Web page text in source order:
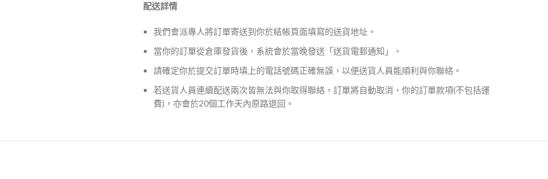
配送詳情
我們會派專人將訂單寄送到你於結帳頁面填寫的送貨地址。
當你的訂單從倉庫發貨後，系統會於當晚發送「送貨電郵通知」。
請確定你於提交訂單時填上的電話號碼正確無誤，以便送貨人員能順利與你聯絡。
若送貨人員連續配送兩次皆無法與你取得聯絡，訂單將自動取消，你的訂單款項(不包括運
費)，亦會於20個工作天內原路退回。